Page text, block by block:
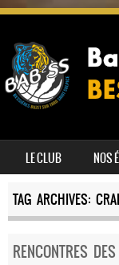
MENU
SKIP TO CONTENT
LE CLUB NOS
TAG ARCHIVES:
RENCONTRES